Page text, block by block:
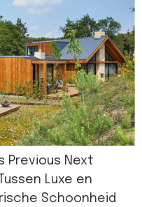
Previous Next
Luxe en
Schoonheid